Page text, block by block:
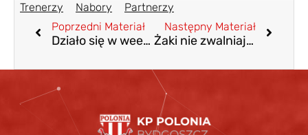
Trenerzy Nabory
Partnerzy
Poprzedni Materiał
Działo się w weekend
Następny Materiał
Żaki nie zwalniają tempa